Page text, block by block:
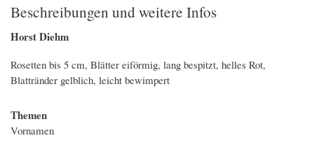
Beschreibungen und weitere Infos
Horst Diehm
Rosetten bis 5 cm, Blätter eiförmig, lang bespitzt, helles Rot,
Blattränder gelblich, leicht bewimpert
Themen
Vornamen